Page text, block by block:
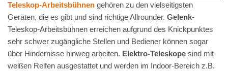
Teleskop-Arbeitsbühnen gehören zu den vielseitigsten
Geräten, die es gibt und sind richtige Allrounder. Gelenk-
Teleskop-Arbeitsbühnen erreichen aufgrund des Knickpunktes
sehr schwer zugängliche Stellen und Bediener können sogar
über Hindernisse hinweg arbeiten. Elektro-Teleskope sind mit
weißen Reifen ausgestattet und werden im Indoor-Bereich z.B.